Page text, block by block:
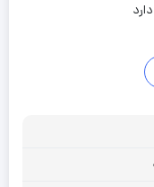
دارد